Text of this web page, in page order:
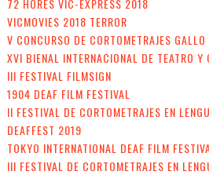
72 HORES VIC-EXPRESS 2018
VICMOVIES 2018 TERROR
V CONCURSO DE CORTOMETRAJES GALLO
XVI BIENAL INTERNACIONAL DE TEATRO Y
III FESTIVAL FILMSIGN
1904 DEAF FILM FESTIVAL
II FESTIVAL DE CORTOMETRAJES EN
DEAFFEST 2019
TOKYO INTERNATIONAL DEAF FILM
III FESTIVAL DE CORTOMETRAJES EN